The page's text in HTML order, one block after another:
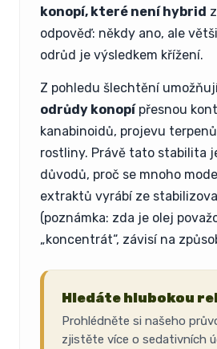
konopí, které není hybrid
odpověď: někdy ano, ale
odrůd je výsledkem křížení.
Z pohledu šlechtění
odrůdy konopípřesnou
kanabinoidů, projevu
rostliny. Právě tato stabilita
důvodů, proč se mnoho
extraktů vyrábí ze
(poznámka: zda je olej
„koncentrát“, závisí na
Hledáte hlubokou
Prohlédněte si našeho
zjistěte více o sedativních